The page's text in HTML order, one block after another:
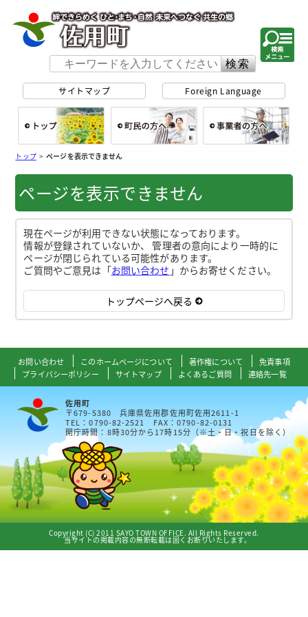
サイトマップ Foreign Language
総合トップ
トップ>ページを表示できません
ページを表示できません
現在ページが利用できない状態になっております。
情報が登録されていないか、 管理者の意向により一時的に
ページが閉じられている可能性があります。
ご質問やご意見は「お問い合わせ 」からお寄せください。
トップページへ戻る
お問い合わせ このホームページについて 著作権について
免責事項
プライバシーポリシー
サイトマップ よくあるご質問 連絡先一覧
佐用町
〒679-5380 兵庫県佐用郡佐用町佐用2611-1
TEL：0790-82-2521 FAX：0790-82-0131
開庁時間：8時30分から17時15分（※土・日・祝日を除く）
Copyright (C) 2011 SAYO TOWN OFFICE. All Rights Reserved.
当サイトの掲載内容の無断転載は固くお断りいたします。